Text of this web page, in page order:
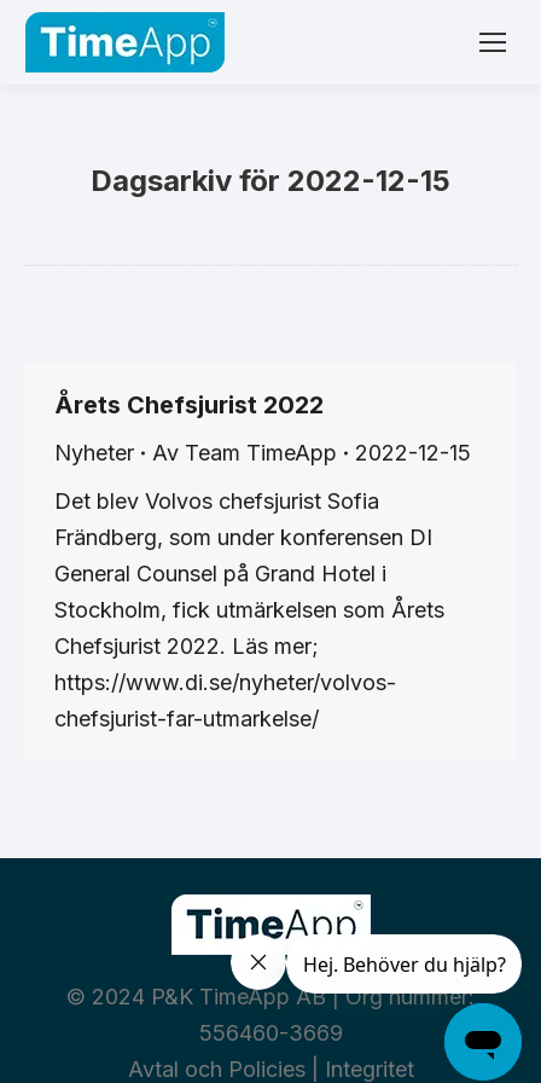
Dagsarkiv för 2022-12-15
Årets Chefsjurist 2022
Nyheter Av Team TimeApp
2022-12-15
Det blev Volvos chefsjurist Sofia
Frändberg, som under konferensen DI
General Counsel på Grand Hotel i
Stockholm, fick utmärkelsen som Årets
Chefsjurist 2022. Läs mer;
https://www.di.se/nyheter/volvos-
chefsjurist-far-utmarkelse/
© 2024 P&K TimeApp AB | Org nummer:
556460-3669
Avtal och Policies| Integritet